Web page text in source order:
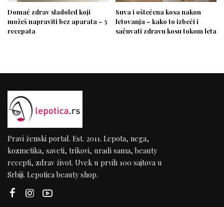
Domać zdrav sladoled koji
možeš napraviti bez aparata – 5
recepata
Suva i oštećena kosa nakon
letovanja – kako to izbeći i
sačuvati zdravu kosu tokom leta
Pravi ženski portal. Est. 2011. Lepota, nega,
kozmetika, saveti, trikovi, uradi sama, beauty
recepti, zdrav život. Uvek u prvih 100 sajtova u
Srbiji. Lepotica beauty shop.